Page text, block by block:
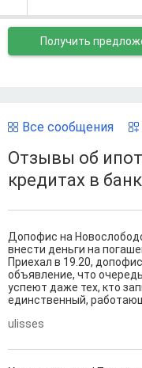
Получить
Все сообщения
Отзывы об
кредитах в
Допофис на
внести деньги на
Приехал в 19.20,
объявление, что
успеют даже тех, кто
единственный,
ulisses